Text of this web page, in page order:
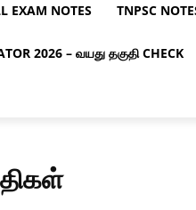
EXAM NOTES TNPSC
2026 – வயது தகுதி CHECK